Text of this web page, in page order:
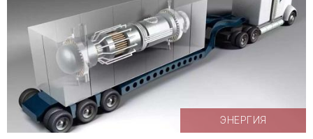
ЭНЕРГИЯ